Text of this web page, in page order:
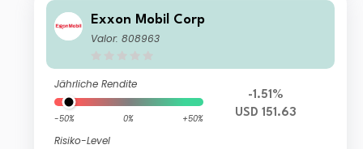
Exxon Mobil Corp
Valor: 808963
Jährliche Rendite
-50% 0% +50%
Risiko-Level
-1.51%
USD 151.63